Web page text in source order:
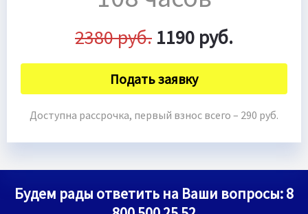
2380 руб. 1190 руб.
Подать заявку
Доступна рассрочка, первый взнос всего – 290 руб.
Будем рады ответить на Ваши вопросы:8